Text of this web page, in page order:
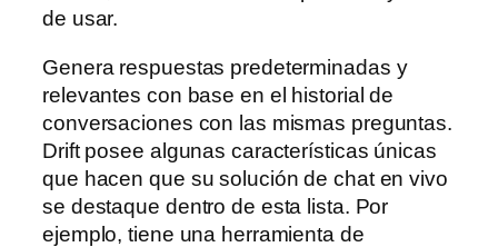
de usar.
Genera respuestas predeterminadas y
relevantes con base en el historial de
conversaciones con las mismas preguntas.
Drift posee algunas características únicas
que hacen que su solución de chat en vivo
se destaque dentro de esta lista. Por
ejemplo, tiene una herramienta de